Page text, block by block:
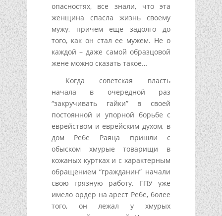
опасностях, все знали, что эта
женщина спасла жизнь своему
мужу, причем еще задолго до
того, как он стал ее мужем. Не о
каждой – даже самой образцовой
жене можно сказать такое…
Когда советская власть
начала в очередной раз
“закручивать гайки” в своей
постоянной и упорной борьбе с
еврейством и еврейским духом, в
дом Ребе Раяца пришли с
обыском хмурые товарищи в
кожаных куртках и с характерным
обращением “гражданин” начали
свою грязную работу. ГПУ уже
имело ордер на арест Ребе, более
того, он лежал у хмурых